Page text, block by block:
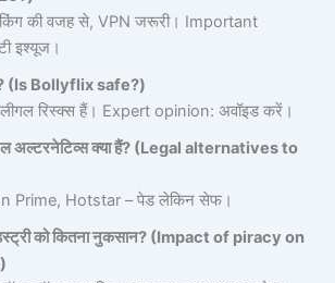
की वजह से, VPN जरूरी। Important
इश्यूज।
(Is Bollyflix safe?)
रिस्क्स हैं। Expert opinion: अवॉइड करें।
अल्टरनेटिव्स क्या हैं? (Legal alternatives to
Prime, Hotstar – पेड लेकिन सेफ।
को कितना नुकसान? (Impact of piracy on